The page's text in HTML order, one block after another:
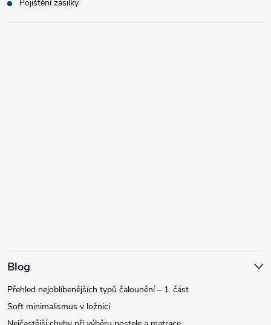
Pojištění zásilky
Blog
Přehled nejoblíbenějších typů čalounění – 1. část
Soft minimalismus v ložnici